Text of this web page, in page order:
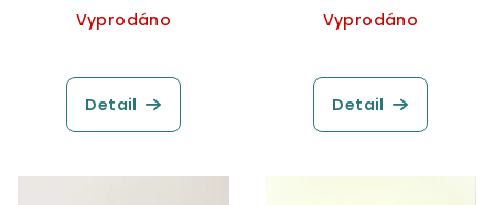
cena:
Vyprodáno
Detail
cena:
Vyprodáno
Detail